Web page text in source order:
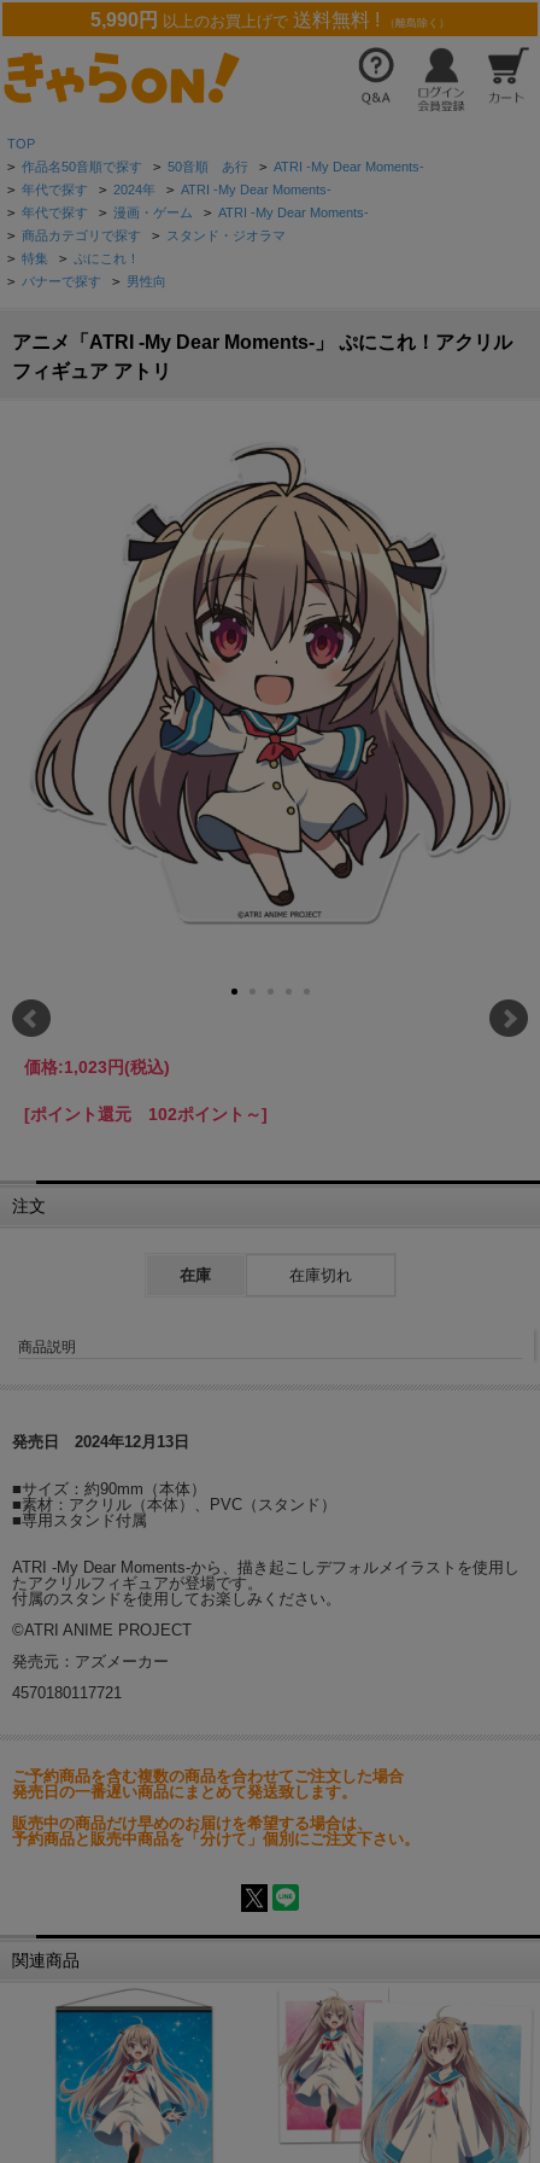
5,990円 以上のお買上げで 送料無料 ! （離島除く）
TOP
> 作品名50音順で探す > 50音順 あ行 > ATRI -My Dear Moments-
> 年代で探す > 2024年 > ATRI -My Dear Moments-
> 年代で探す > 漫画・ゲーム > ATRI -My Dear Moments-
> 商品カテゴリで探す > スタンド・ジオラマ
> 特集 > ぷにこれ！
> バナーで探す > 男性向
アニメ「ATRI -My Dear Moments-」 ぷにこれ！アクリル
フィギュア アトリ
価格:1,023円(税込)
[ポイント還元 102ポイント～]
注文
在庫 在庫切れ
商品説明
発売日 2024年12月13日
■サイズ：約90mm（本体）
■素材：アクリル（本体）、PVC（スタンド）
■専用スタンド付属
ATRI -My Dear Moments-から、描き起こしデフォルメイラストを使用し
たアクリルフィギュアが登場です。
付属のスタンドを使用してお楽しみください。
©ATRI ANIME PROJECT
発売元：アズメーカー
4570180117721
ご予約商品を含む複数の商品を合わせてご注文した場合
発売日の一番遅い商品にまとめて発送致します。
販売中の商品だけ早めのお届けを希望する場合は、
予約商品と販売中商品を「分けて」個別にご注文下さい。
関連商品